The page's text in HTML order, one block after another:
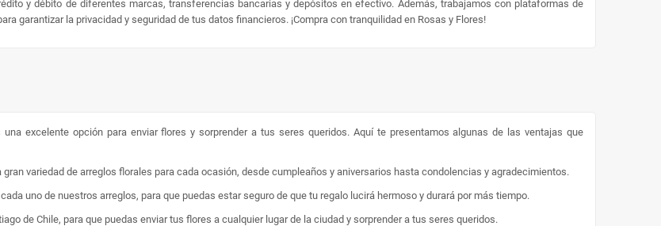
y débito de diferentes marcas, transferencias bancarias y depósitos en efectivo. Además, trabajamos con plataformas de
garantizar la privacidad y seguridad de tus datos financieros. ¡Compra con tranquilidad en Rosas y Flores!
excelente opción para enviar flores y sorprender a tus seres queridos. Aquí te presentamos algunas de las ventajas que
variedad de arreglos florales para cada ocasión, desde cumpleaños y aniversarios hasta condolencias y agradecimientos.
uno de nuestros arreglos, para que puedas estar seguro de que tu regalo lucirá hermoso y durará por más tiempo.
de Chile, para que puedas enviar tus flores a cualquier lugar de la ciudad y sorprender a tus seres queridos.